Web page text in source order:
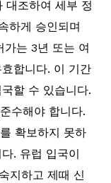
대조하여 세부 정
하게 승인되며
는 3년 또는 여
합니다. 이 기간
할 수 있습니다.
수해야 합니다.
확보하지 못하
. 유럽 입국이
지하고 제때 신